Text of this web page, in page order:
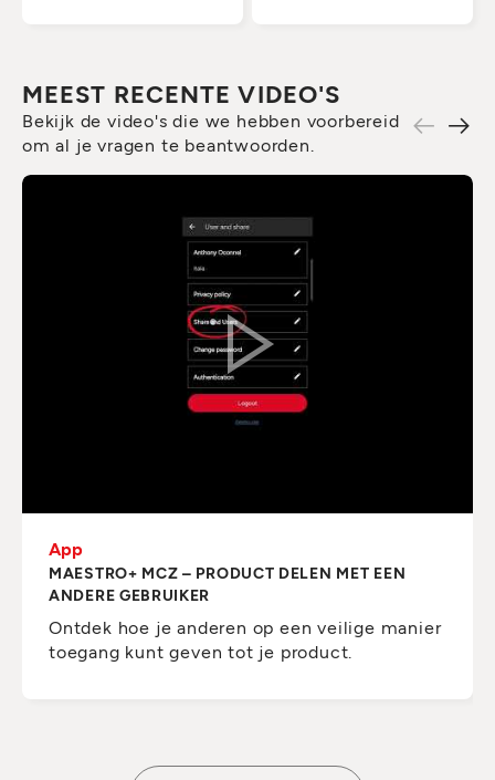
MEEST RECENTE VIDEO'S
Bekijk de video's die we hebben voorbereid
om al je vragen te beantwoorden.
App
MAESTRO+ MCZ – PRODUCT DELEN MET EEN
ANDERE GEBRUIKER
Ontdek hoe je anderen op een veilige manier
toegang kunt geven tot je product.